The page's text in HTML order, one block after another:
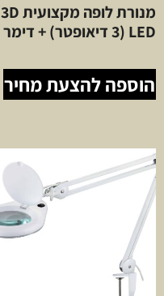
מנורת לופה מקצועית 3D
LED (3 דיאופטר) + דימר
הוספה להצעת מחיר